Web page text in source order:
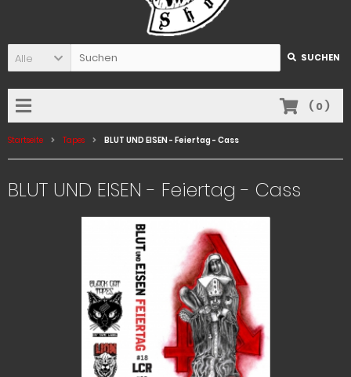
Alle SUCHEN
( 0)
Startseite Tapes BLUT UND EISEN - Feiertag - Cass
BLUT UND EISEN - Feiertag - Cass